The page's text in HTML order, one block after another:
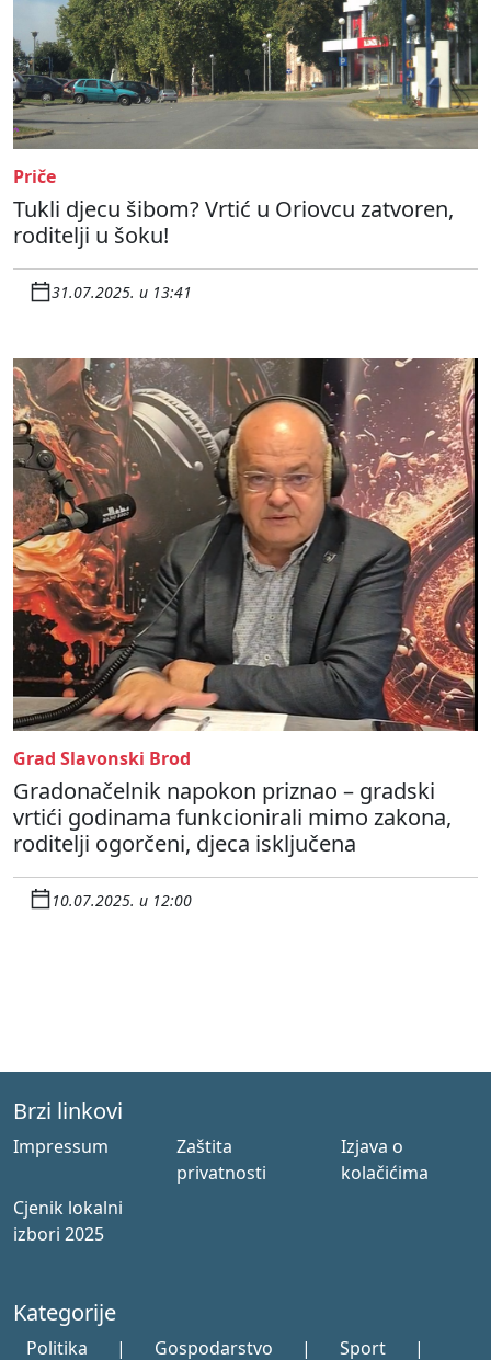
Priče
Tukli djecu šibom? Vrtić u Oriovcu zatvoren,
roditelji u šoku!
31.07.2025. u 13:41
Grad Slavonski Brod
Gradonačelnik napokon priznao – gradski
vrtići godinama funkcionirali mimo zakona,
roditelji ogorčeni, djeca isključena
10.07.2025. u 12:00
Brzi linkovi
Impressum
Zaštita
privatnosti
Izjava o
kolačićima
Cjenik lokalni
izbori 2025
Kategorije
Politika | Gospodarstvo | Sport |